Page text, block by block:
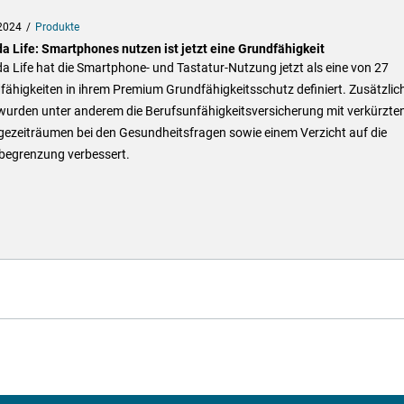
Produkte
Life: Smartphones nutzen ist jetzt eine Grundfähigkeit
Life hat die Smartphone- und Tastatur-Nutzung jetzt als eine von 27
in ihrem Premium Grundfähigkeitsschutz definiert.
unter anderem die Berufsunfähigkeitsversicherung mit
bei den Gesundheitsfragen sowie einem Verzicht auf die
verbessert.